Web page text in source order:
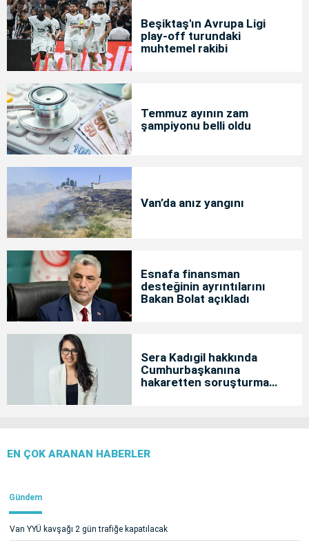
Beşiktaş'ın Avrupa Ligi
play-off turundaki
muhtemel rakibi
Temmuz ayının zam
şampiyonu belli oldu
Van’da anız yangını
Esnafa finansman
desteğinin ayrıntılarını
Bakan Bolat açıkladı
Sera Kadıgil hakkında
Cumhurbaşkanına
hakaretten soruşturma
EN ÇOK ARANAN HABERLER
Gündem
Van YYÜ kavşağı 2 gün trafiğe kapatılacak